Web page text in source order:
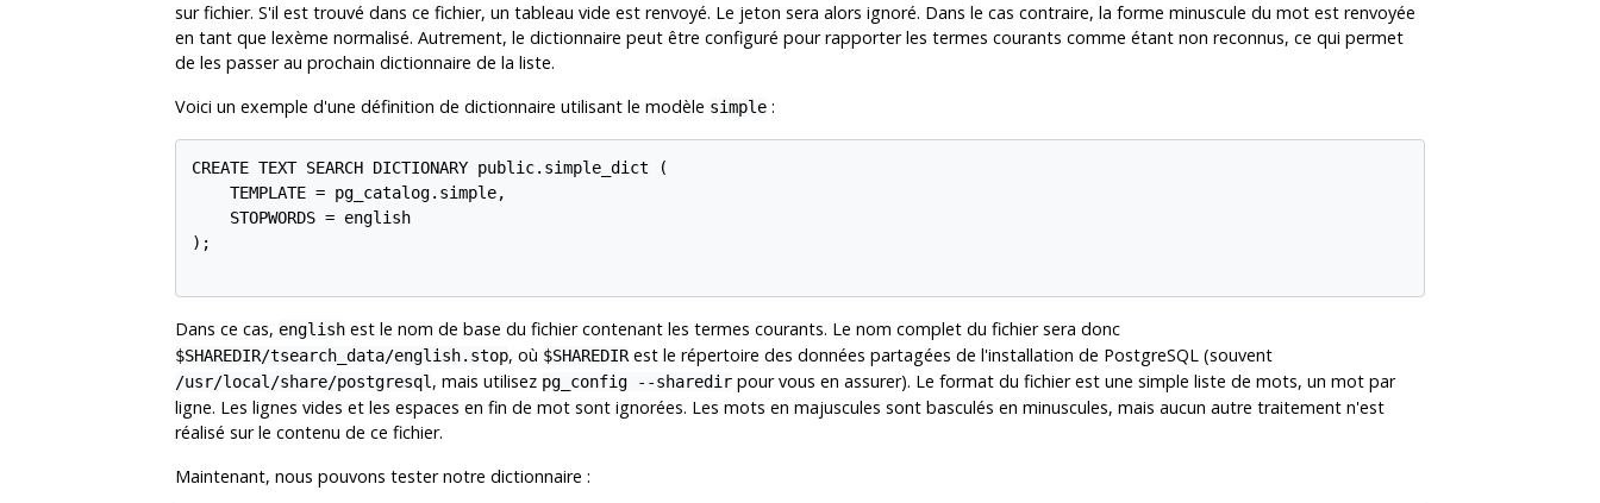
sur fichier. S'il est trouvé dans ce fichier, un tableau vide est renvoyé. Le jeton sera alors ignoré. Dans le cas contraire, la forme minuscule du mot est renvoyée
en tant que lexème normalisé. Autrement, le dictionnaire peut être configuré pour rapporter les termes courants comme étant non reconnus, ce qui permet
de les passer au prochain dictionnaire de la liste.
Voici un exemple d'une définition de dictionnaire utilisant le modèle simple :
CREATE TEXT SEARCH DICTIONARY public.simple_dict (
    TEMPLATE = pg_catalog.simple,
    STOPWORDS = english
);
Dans ce cas, english est le nom de base du fichier contenant les termes courants. Le nom complet du fichier sera donc
$SHAREDIR/tsearch_data/english.stop, où $SHAREDIR est le répertoire des données partagées de l'installation de PostgreSQL (souvent
/usr/local/share/postgresql , mais utilisez pg_config --sharedir pour vous en assurer). Le format du fichier est une simple liste de mots, un mot par
ligne. Les lignes vides et les espaces en fin de mot sont ignorées. Les mots en majuscules sont basculés en minuscules, mais aucun autre traitement n'est
réalisé sur le contenu de ce fichier.
Maintenant, nous pouvons tester notre dictionnaire :